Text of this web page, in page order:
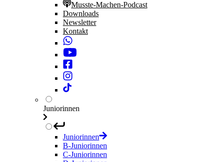
Musste-Machen-Podcast
Downloads
Newsletter
Kontakt
Juniorinnen
Juniorinnen
B-Juniorinnen
C-Juniorinnen